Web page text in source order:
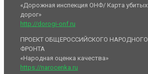
«Дорожная инспекция ОНФ/ Карта убитых
дорог»
http://dorogi-onf.ru
ПРОЕКТ ОБЩЕРОССИЙСКОГО НАРОДНОГО
ФРОНТА
«Народная оценка качества»
https://narocenka.ru